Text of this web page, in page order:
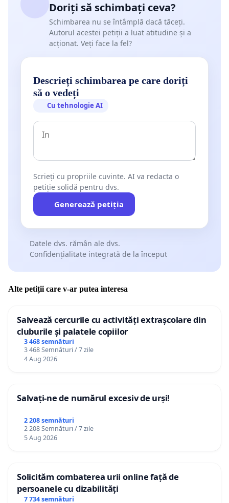
Doriți să schimbați ceva?
Schimbarea nu se întâmplă dacă tăceți.
Autorul acestei petiții a luat atitudine și a
acționat. Veți face la fel?
Descrieți schimbarea pe care doriți
să o vedeți
Cu tehnologie AI
Scrieți cu propriile cuvinte. AI va redacta o
petiție solidă pentru dvs.
Generează petiția
Datele dvs. rămân ale dvs.
Confidențialitate integrată de la început
Alte petiții care v-ar putea interesa
Salvează cercurile cu activități extrașcolare din
cluburile și palatele copiilor
3 468 semnături
3 468 Semnături / 7 zile
4 Aug 2026
Salvați-ne de numărul excesiv de urși!
2 208 semnături
2 208 Semnături / 7 zile
5 Aug 2026
Solicităm combaterea urii online față de
persoanele cu dizabilități
7 734 semnături